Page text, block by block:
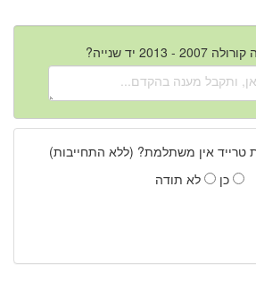
יד שנייה?
טרייד אין משתלמת? (ללא התחייבות)
כן
לא תודה